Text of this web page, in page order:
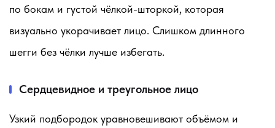
по бокам и густой чёлкой-шторкой, которая
визуально укорачивает лицо. Слишком длинного
шегги без чёлки лучше избегать.
Сердцевидное и треугольное лицо
Узкий подбородок уравновешивают объёмом и